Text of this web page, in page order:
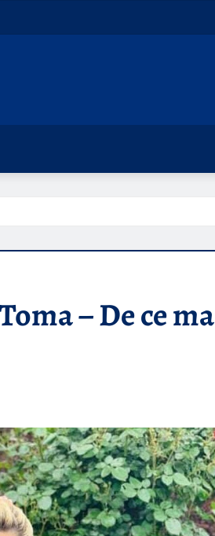
– De ce ma